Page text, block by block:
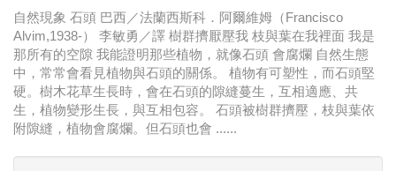
自然現象 石頭 巴西／法蘭西斯科．阿爾維姆（Francisco
Alvim,1938-） 李敏勇／譯 樹群擠厭壓我 枝與葉在我裡面 我是
那所有的空隙 我能證明那些植物，就像石頭 會腐爛 自然生態
中，常常會看見植物與石頭的關係。 植物有可塑性，而石頭堅
硬。樹木花草生長時，會在石頭的隙縫蔓生，互相適應、共
生，植物變形生長，與互相包容。 石頭被樹群擠壓，枝與葉依
附隙縫，植物會腐爛。但石頭也會 ......